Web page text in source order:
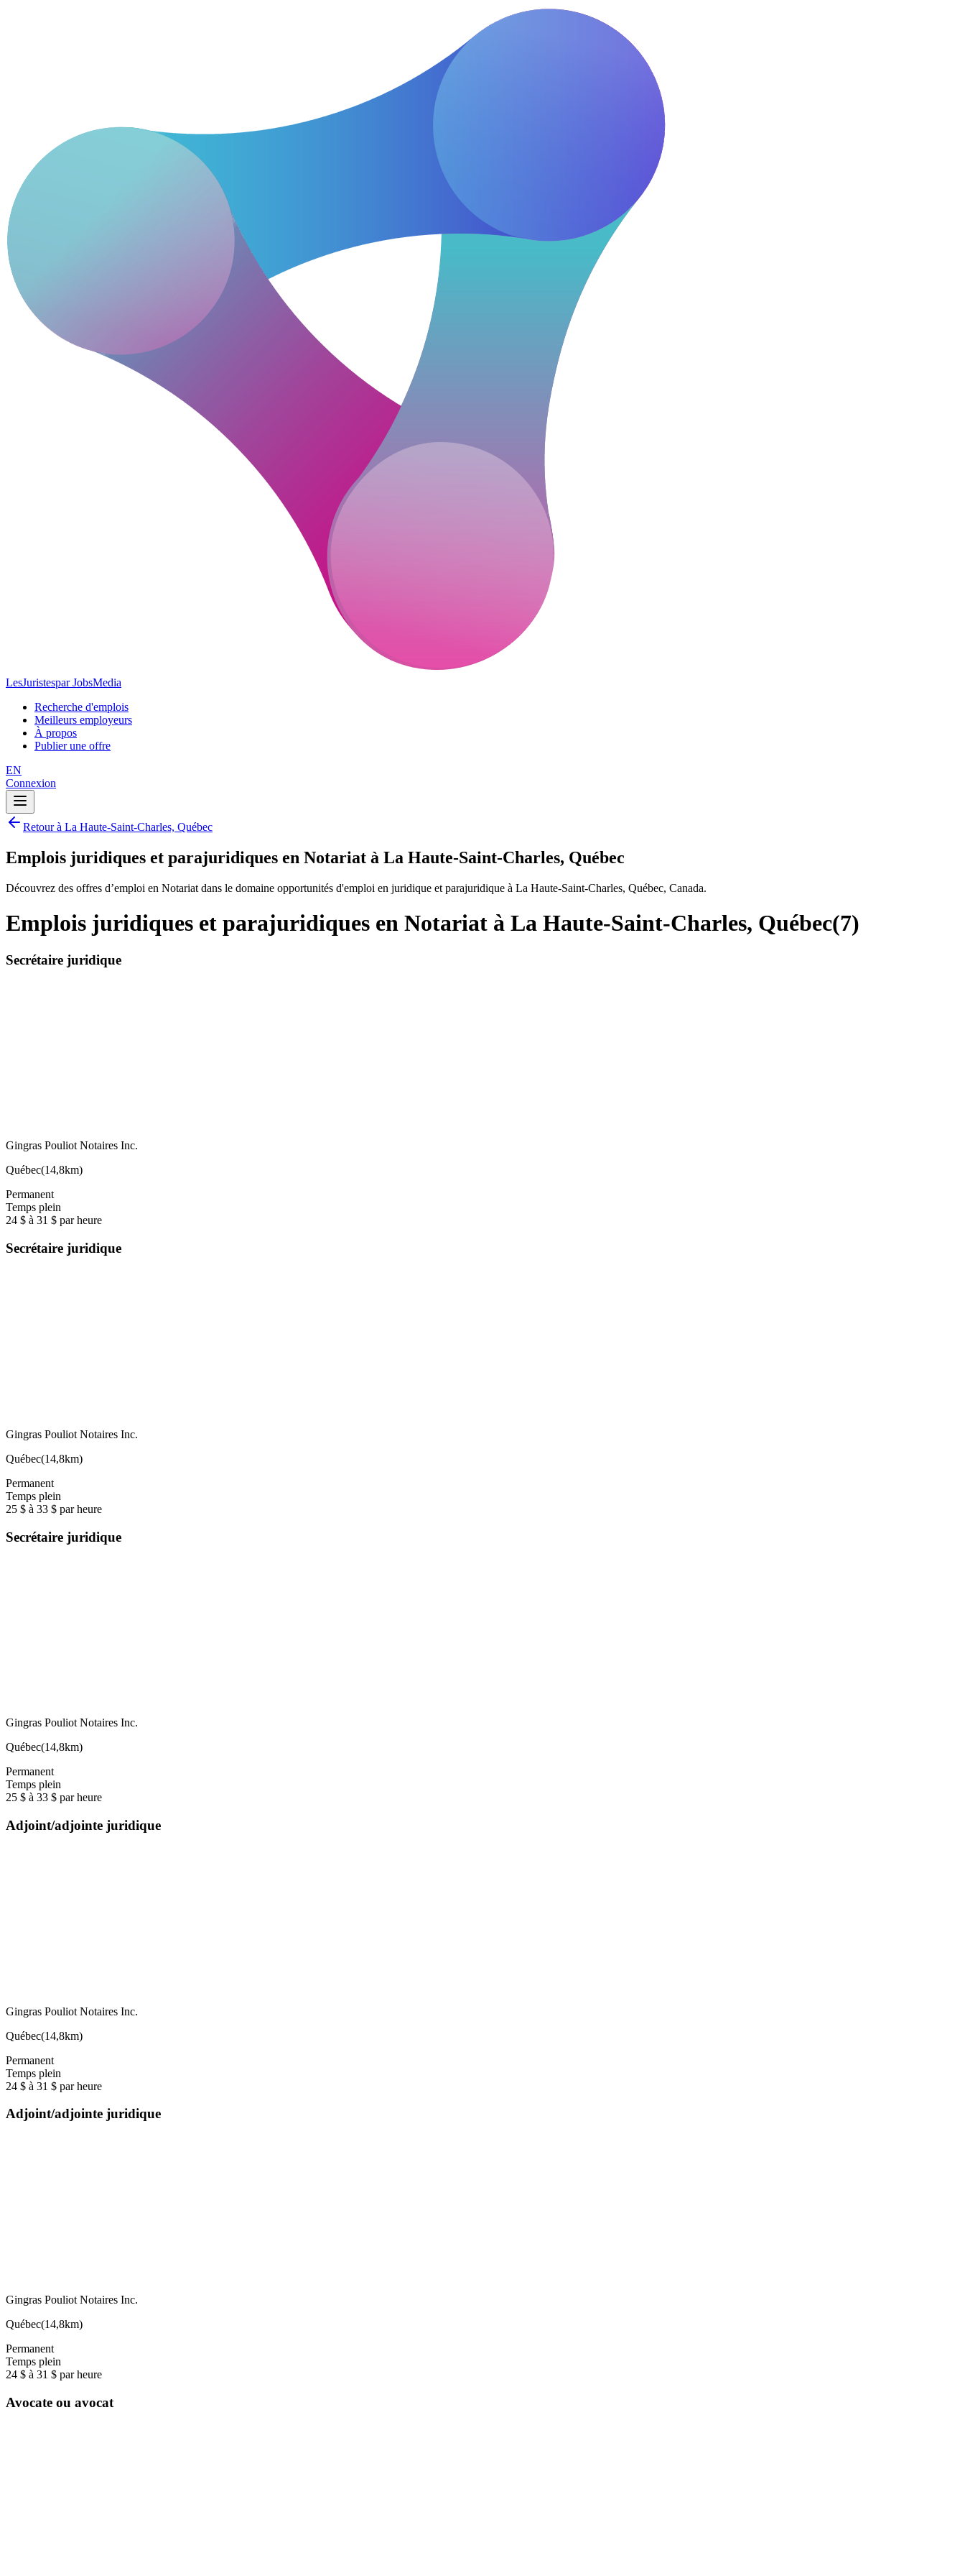
LesJuristespar JobsMedia
Recherche d'emplois
Meilleurs employeurs
À propos
Publier une offre
EN
Connexion
Retour à La Haute-Saint-Charles, Québec
Emplois juridiques et parajuridiques en Notariat à La Haute-Saint-Charles, Québec
Découvrez des offres d’emploi en Notariat dans le domaine opportunités d'emploi en juridique et parajuridique à La Haute-Saint-Charles, Québec, Canada.
Emplois juridiques et parajuridiques en Notariat à La Haute-Saint-Charles, Québec(7)
Secrétaire juridique
Gingras Pouliot Notaires Inc.
Québec(14,8km)
Permanent
Temps plein
24 $ à 31 $ par heure
Secrétaire juridique
Gingras Pouliot Notaires Inc.
Québec(14,8km)
Permanent
Temps plein
25 $ à 33 $ par heure
Secrétaire juridique
Gingras Pouliot Notaires Inc.
Québec(14,8km)
Permanent
Temps plein
25 $ à 33 $ par heure
Adjoint/adjointe juridique
Gingras Pouliot Notaires Inc.
Québec(14,8km)
Permanent
Temps plein
24 $ à 31 $ par heure
Adjoint/adjointe juridique
Gingras Pouliot Notaires Inc.
Québec(14,8km)
Permanent
Temps plein
24 $ à 31 $ par heure
Avocate ou avocat